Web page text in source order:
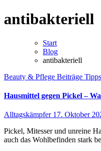
antibakteriell
Start
Blog
antibakteriell
Beauty & Pflege Beiträge
Hausmittel gegen Pickel –
Alltagskämpfer 17. Oktober
Pickel, Mitesser und unreine Haut gehören zu den häufigsten Hautproblemen – und sie können nicht nur das Aussehen, sondern
auch das Wohlbefinden stark